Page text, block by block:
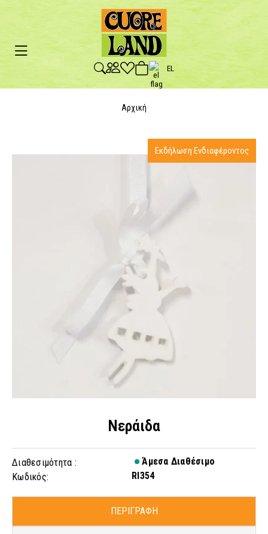
EL
Αρχική
Νεράιδα
Διαθεσιμότητα :
Άμεσα Διαθέσιμο
Κωδικός:
RI354
ΠΕΡΙΓΡΑΦΗ
Εκδήλωση Ενδιαφέροντος